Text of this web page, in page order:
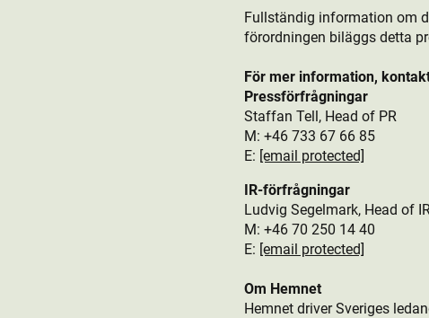
Fullständig information om
förordningen biläggs detta
För mer information,
Pressförfrågningar
Staffan Tell, Head of PR
M: +46 733 67 66 85
E: [email protected]
IR-förfrågningar
Ludvig Segelmark, Head of IR
M: +46 70 250 14 40
E: [email protected]
Om Hemnet
Hemnet driver Sveriges